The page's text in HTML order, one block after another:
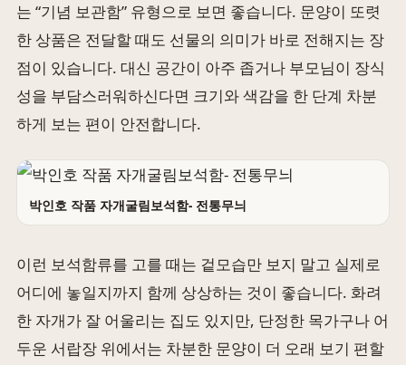
는 “기념 보관함” 유형으로 보면 좋습니다. 문양이 또렷
한 상품은 전달할 때도 선물의 의미가 바로 전해지는 장
점이 있습니다. 대신 공간이 아주 좁거나 부모님이 장식
성을 부담스러워하신다면 크기와 색감을 한 단계 차분
하게 보는 편이 안전합니다.
박인호 작품 자개굴림보석함- 전통무늬
이런 보석함류를 고를 때는 겉모습만 보지 말고 실제로
어디에 놓일지까지 함께 상상하는 것이 좋습니다. 화려
한 자개가 잘 어울리는 집도 있지만, 단정한 목가구나 어
두운 서랍장 위에서는 차분한 문양이 더 오래 보기 편할